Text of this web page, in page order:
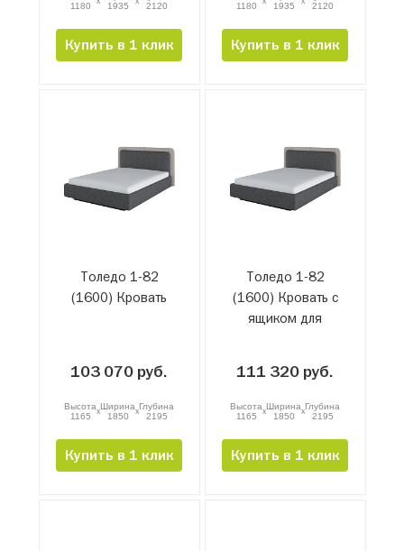
1180
1935
2120
Купить в 1 клик
1180
1935
2120
Купить в 1 клик
Толедо 1-82
(1600) Кровать
103 070 руб.
Высота
1165
xШирина
1850
xГлубина
2195
Купить в 1 клик
Толедо 1-82
(1600) Кровать с
ящиком для
механизмом
111 320 руб.
Высота
1165
xШирина
1850
xГлубина
2195
Купить в 1 клик